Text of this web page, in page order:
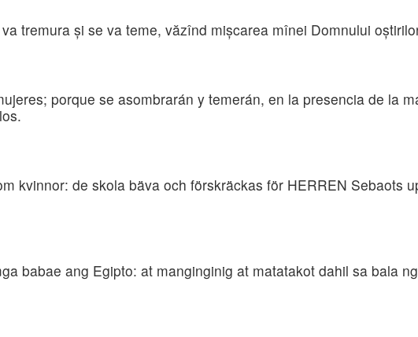
tremura şi se va teme, văzînd mişcarea mînei Domnului
porque se asombrarán y temerán, en la presencia de la
kvinnor: de skola bäva och förskräckas för HERREN Sebaots
babae ang Egipto: at manginginig at matatakot dahil sa bala